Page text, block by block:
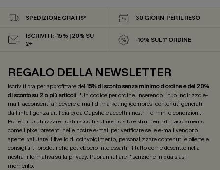
SPEDIZIONE GRATIS* 30 GIORNI PER IL RESO
ISCRIVITI: -15% | 20% SU
2+
-10% SUL 1° ORDINE
REGALO DELLA NEWSLETTER
Iscriviti ora per approfittare del 15% di sconto senza minimo d'ordine e del 20%
di sconto su 2 o più articoli! *Un codice per ordine. Inserendo il tuo indirizzo e-
mail, acconsenti a ricevere e-mail di marketing (compresi contenuti generati
dall'intelligenza artificiale) da Cupshe e accetti i nostri Termini e condizioni.
Potremmo utilizzare i dati raccolti sul nostro sito e strumenti di tracciamento
come i pixel presenti nelle nostre e-mail per verificare se le e-mail vengono
aperte, valutare il livello di coinvolgimento, personalizzare contenuti e offerte e
consigliarti prodotti che potrebbero interessarti, il tutto come descritto nella
nostra Informativa sulla privacy. Puoi annullare l'iscrizione in qualsiasi
momento.